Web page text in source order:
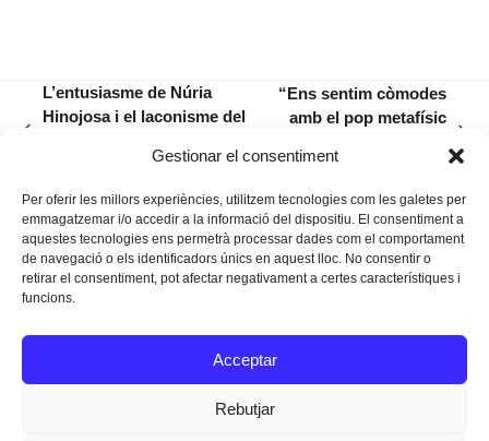
Gestionar el consentiment
Per oferir les millors experiències, utilitzem tecnologies com les galetes per
emmagatzemar i/o accedir a la informació del dispositiu. El consentiment a
aquestes tecnologies ens permetrà processar dades com el comportament
de navegació o els identificadors únics en aquest lloc. No consentir o
retirar el consentiment, pot afectar negativament a certes característiques i
funcions.
Acceptar
Rebutjar
L’entusiasme de Núria
Hinojosa i el laconisme del
felicitar Rafel Nadal…
post:
“Ens sentim còmodes
amb el pop metafísic
que no existeix”
Instagram
Facebook
Twitter
Texts Legals